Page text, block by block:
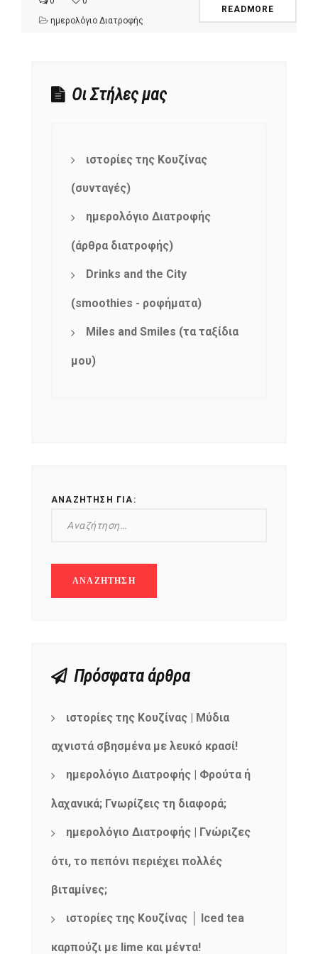
ημερολόγιο Διατροφής
READMORE
Οι Στήλες μας
ιστορίες της Κουζίνας
(συνταγές)
ημερολόγιο Διατροφής
(άρθρα διατροφής)
Drinks and the City
(smoothies - ροφήματα)
Miles and Smiles (τα ταξίδια
μου)
ΑΝΑΖΉΤΗΣΗ ΓΙΑ:
Πρόσφατα άρθρα
ιστορίες της Κουζίνας | Μύδια
αχνιστά σβησμένα με λευκό κρασί!
ημερολόγιο Διατροφής | Φρούτα ή
λαχανικά; Γνωρίζεις τη διαφορά;
ημερολόγιο Διατροφής | Γνώριζες
ότι, το πεπόνι περιέχει πολλές
βιταμίνες;
ιστορίες της Κουζίνας │ Iced tea
καρπούζι με lime και μέντα!